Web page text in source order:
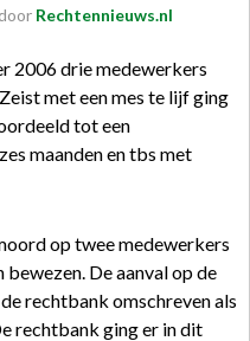
door Rechtennieuws.nl
2006 drie medewerkers
met een mes te lijf ging
tot een
maanden en tbs met
op twee medewerkers
De aanval op de
rechtbank omschreven als
rechtbank ging er in dit